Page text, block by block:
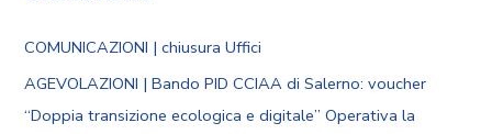
COMUNICAZIONI | chiusura Uffici
AGEVOLAZIONI | Bando PID CCIAA di Salerno: voucher
“Doppia transizione ecologica e digitale” Operativa la